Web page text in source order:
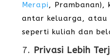
Merapi, Prambanan),
antar keluarga,
seperti kuliah dan
7. Privasi Lebih